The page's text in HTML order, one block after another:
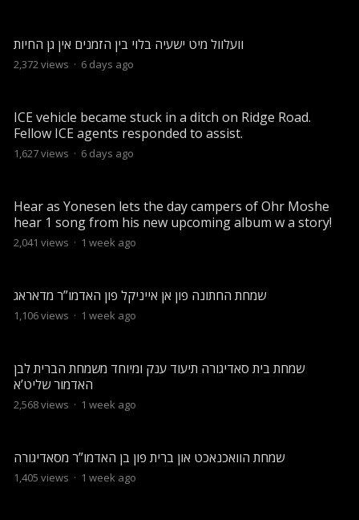
וועלוול מיט ישעיה בלוי בין הזמנים אין גן החיות
2,372views · 6 days ago
ICE vehicle became stuck in a ditch on Ridge Road.
Fellow ICE agents responded to assist.
1,627views · 6 days ago
Hear as Yonesen lets the day campers of Ohr Moshe
hear 1 song from his new upcoming album w a story!
2,041 views · 1 week ago
שמחת החתונה פון אן אייניקל פון האדמו”ר מדאראג
1,106views · 1 week ago
שמחת בית סאדיגורה תיעוד ענק ומיוחד משמחת הברית לבן
האדמור שליט’א
2,568views · 1 week ago
שמחת הוואכנאכט און ברית פון בן האדמו”ר מסאדיגורה
1,405 views · 1 week ago